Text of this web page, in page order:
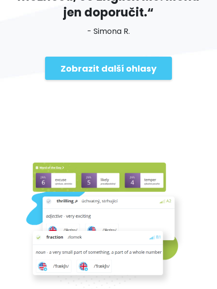
jen doporučit.“
- Simona R.
Zobrazit další ohlasy